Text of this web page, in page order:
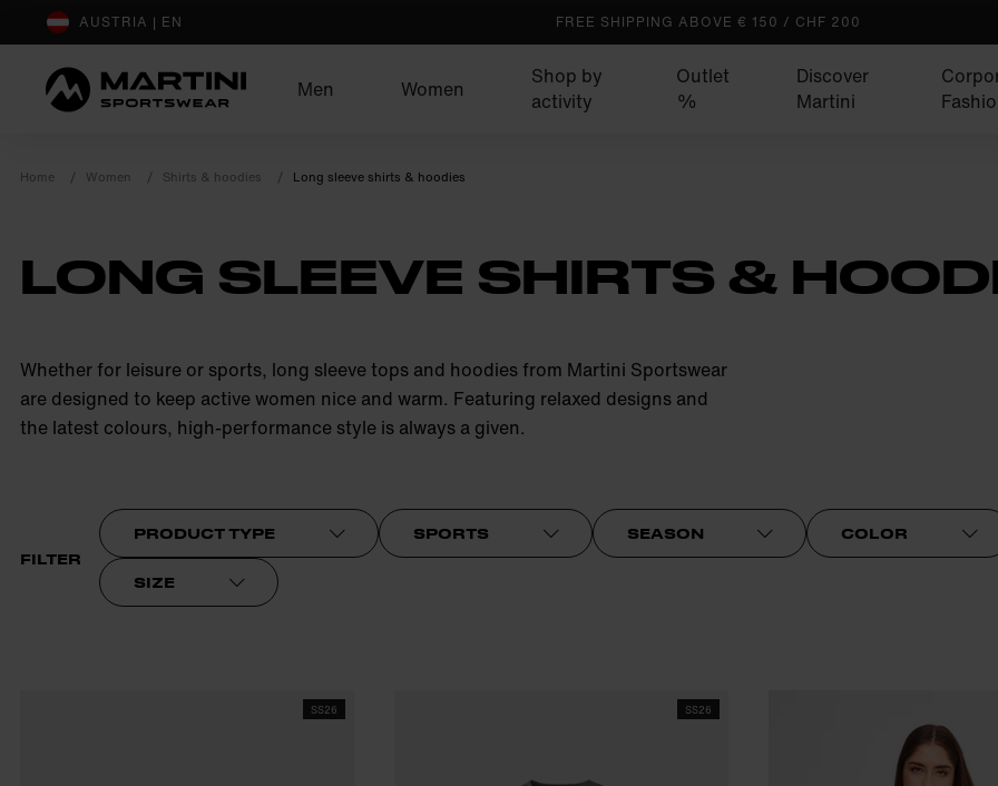
sr.Table Of Content
AUSTRIA | EN FREE SHIPPING ABOVE € 150 / CHF 200
Men Women
Shop by
activity
Outlet
%
Discover
Martini
Home Women Shirts & hoodies Long sleeve shirts & hoodies
LONG SLEEVE SHIRTS &
Whether for leisure or sports, long sleeve tops and hoodies from Martini Sportswear
are designed to keep active women nice and warm. Featuring relaxed designs and
the latest colours, high-performance style is always a given.
FILTER
PRODUCT TYPE SPORTS SEASON COLOR
SIZE
SS26 SS26